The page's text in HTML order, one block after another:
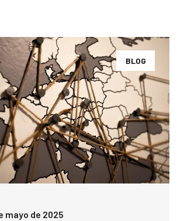
BLOG
mayo de 2025